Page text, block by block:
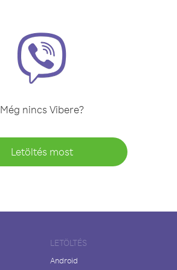
Még nincs Vibere?
Letöltés most
LETÖLTÉS
Android